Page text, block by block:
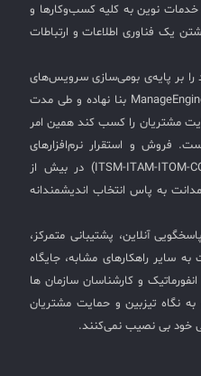
نوین به کلیه کسب‌وکارها و
یک فناوری اطلاعات و ارتباطات
بر پایه‌ی بومی‌سازی سرویس‌های
نوین تحت وب، به ویژه محصولات ManageEngine بنا نهاده و طی مدت
مشتریان را کسب کند همین امر
فروش و استقرار نرم‌افزارهای
حوزه‌ی(ITSM-ITAM-ITOM-COBIT-WSM-ISO20000-SIEM) در بیش از
مدانت به پاس انتخاب اندیشمندانه
آنلاین، پشتیبانی متمرکز،
سایر راهکارهای مشابه، جایگاه
و کارشناسان سازمان ها
نگاه تیزبین و حمایت مشتریان
خود بی نصیب نمی‌کنند.